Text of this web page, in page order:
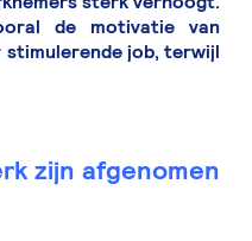
de motivatie van
stimulerende job, terwijl
zijn afgenomen